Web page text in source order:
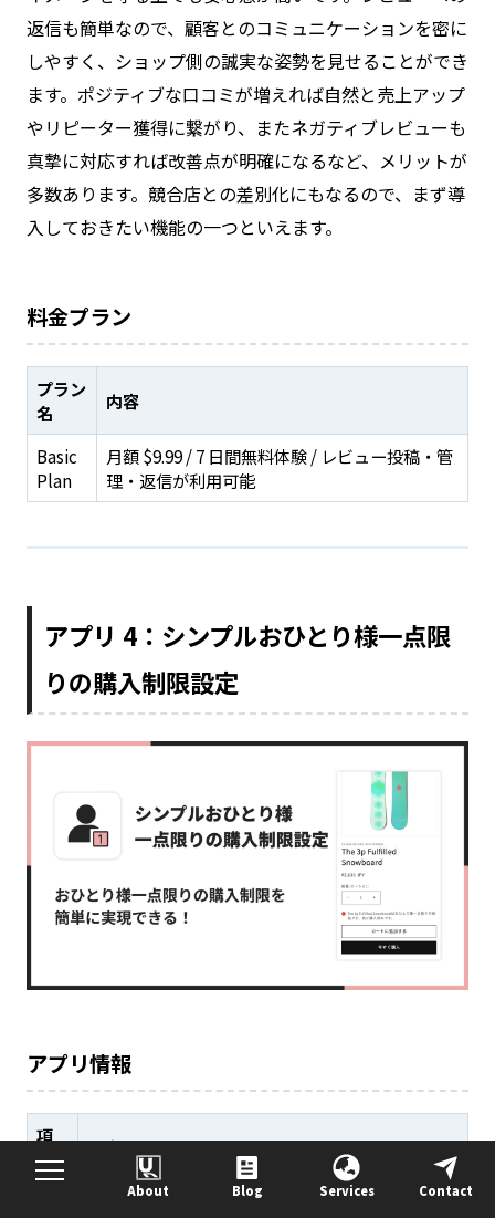
About Blog Services Contact
返信も簡単なので、顧客とのコミュニケーションを密に
しやすく、ショップ側の誠実な姿勢を見せることができ
ます。ポジティブな口コミが増えれば自然と売上アップ
やリピーター獲得に繋がり、またネガティブレビューも
真摯に対応すれば改善点が明確になるなど、メリットが
多数あります。競合店との差別化にもなるので、まず導
入しておきたい機能の一つといえます。
料金プラン
プラン
名
内容
Basic
Plan
月額 $9.99 / 7 日間無料体験 / レビュー投稿・管
理・返信が利用可能
アプリ 4：シンプルおひとり様一点限
りの購入制限設定
アプリ情報
項
目
内容